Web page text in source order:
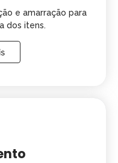
e amarração para
dos itens.